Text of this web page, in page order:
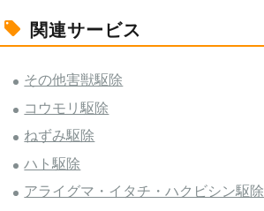
関連サービス
その他害獣駆除
コウモリ駆除
ねずみ駆除
ハト駆除
アライグマ・イタチ・ハクビシン駆除